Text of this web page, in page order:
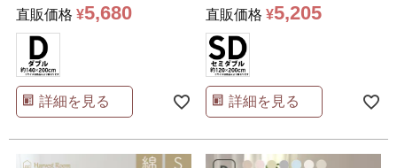
直販価格 ¥5,680
詳細を見る
直販価格 ¥5,205
詳細を見る